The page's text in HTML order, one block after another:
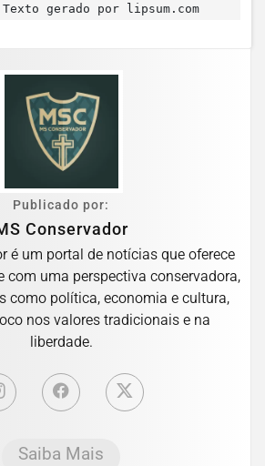
Texto gerado por lipsum.com
Publicado por:
Conservador
é um portal de notícias que oferece
com uma perspectiva conservadora,
como política, economia e cultura,
nos valores tradicionais e na
liberdade.
Saiba Mais